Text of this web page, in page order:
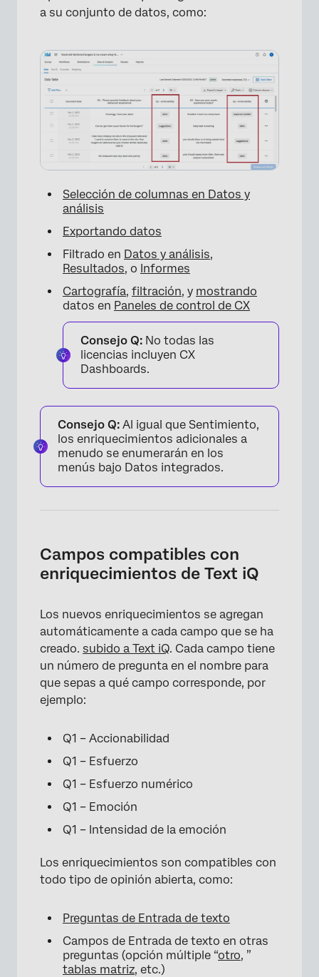
×
a su conjunto de datos, como:
Selección de columnas en Datos y
análisis
Exportando datos
Filtrado en Datos y análisis,
Resultados, o Informes
Cartografía, filtración, y mostrando
datos en Paneles de control de CX
Consejo Q: No todas las
licencias incluyen CX
Dashboards.
Consejo Q: Al igual que Sentimiento,
los enriquecimientos adicionales a
menudo se enumerarán en los
menús bajo Datos integrados.
Campos compatibles con
enriquecimientos de Text iQ
Los nuevos enriquecimientos se agregan
automáticamente a cada campo que se ha
creado. subido a Text iQ. Cada campo tiene
un número de pregunta en el nombre para
que sepas a qué campo corresponde, por
ejemplo:
Q1 – Accionabilidad
Q1 – Esfuerzo
Q1 – Esfuerzo numérico
Q1 – Emoción
Q1 – Intensidad de la emoción
Los enriquecimientos son compatibles con
todo tipo de opinión abierta, como:
Preguntas de Entrada de texto
Campos de Entrada de texto en otras
preguntas (opción múltiple “otro, ”
tablas matriz, etc.)